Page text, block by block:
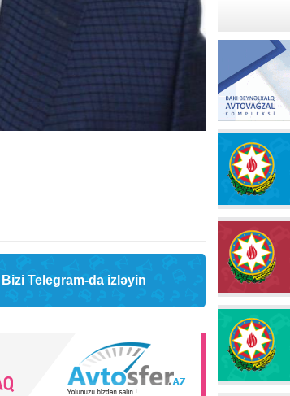
Bizi Telegram-da izləyin